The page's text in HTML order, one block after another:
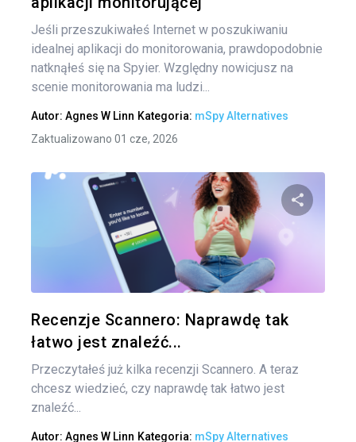
Jeśli przeszukiwałeś Internet w poszukiwaniu
idealnej aplikacji do monitorowania, prawdopodobnie
natknąłeś się na Spyier. Względny nowicjusz na
scenie monitorowania ma ludzi...
Autor: Agnes W Linn Kategoria: mSpy Alternatives
Zaktualizowano 01 cze, 2026
Recenzje Scannero: Naprawdę tak
łatwo jest znaleźć...
Przeczytałeś już kilka recenzji Scannero. A teraz
chcesz wiedzieć, czy naprawdę tak łatwo jest
znaleźć...
Autor: Agnes W Linn Kategoria: mSpy Alternatives